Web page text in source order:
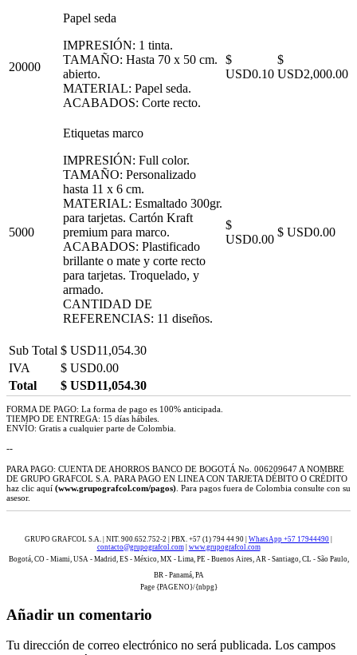
20000
Papel seda
IMPRESIÓN: 1 tinta.
TAMAÑO: Hasta 70 x 50 cm.
abierto.
MATERIAL: Papel seda.
ACABADOS: Corte recto.
$
USD0.10
$
USD2,000.00
5000
Etiquetas marco
IMPRESIÓN: Full color.
TAMAÑO: Personalizado
hasta 11 x 6 cm.
MATERIAL: Esmaltado 300gr.
para tarjetas. Cartón Kraft
premium para marco.
ACABADOS: Plastificado
brillante o mate y corte recto
para tarjetas. Troquelado, y
armado.
CANTIDAD DE
REFERENCIAS: 11 diseños.
$
USD0.00
$ USD0.00
Sub Total $ USD11,054.30
IVA
$ USD0.00
Total
$ USD11,054.30
FORMA DE PAGO: La forma de pago es 100% anticipada.
TIEMPO DE ENTREGA: 15 días hábiles.
ENVÍO: Gratis a cualquier parte de Colombia.
--
PARA PAGO: CUENTA DE AHORROS BANCO DE BOGOTÁ No. 006209647 A NOMBRE
DE GRUPO GRAFCOL S.A. PARA PAGO EN LINEA CON TARJETA DÉBITO O CRÉDITO
haz clic aquí (www.grupografcol.com/pagos) . Para pagos fuera de Colombia consulte con su
asesor.
GRUPO GRAFCOL S.A. | NIT. 900.652.752-2 | PBX. +57 (1) 794 44 90 | WhatsApp +57 17944490
contacto@grupografcol.com| www.grupografcol.com
Bogotá, CO - Miami, USA - Madrid, ES - México, MX - Lima, PE - Buenos Aires, AR - Santiago, CL - São Paulo,
BR - Panamá, PA
Page {PAGENO}/{nbpg}
Añadir un comentario
Tu dirección de correo electrónico no será publicada. Los campos